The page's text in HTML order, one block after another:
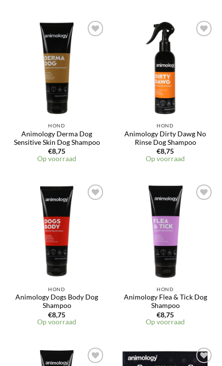
HOND
Animology Derma Dog
Sensitive Skin Dog Shampoo
€8,75
Op voorraad
HOND
Animology Dirty Dawg No
Rinse Dog Shampoo
€8,75
Op voorraad
HOND
Animology Dogs Body Dog
Shampoo
€8,75
Op voorraad
HOND
Animology Flea & Tick Dog
Shampoo
€8,75
Op voorraad